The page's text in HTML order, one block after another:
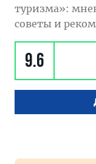
туризма»:
советы и
9.6